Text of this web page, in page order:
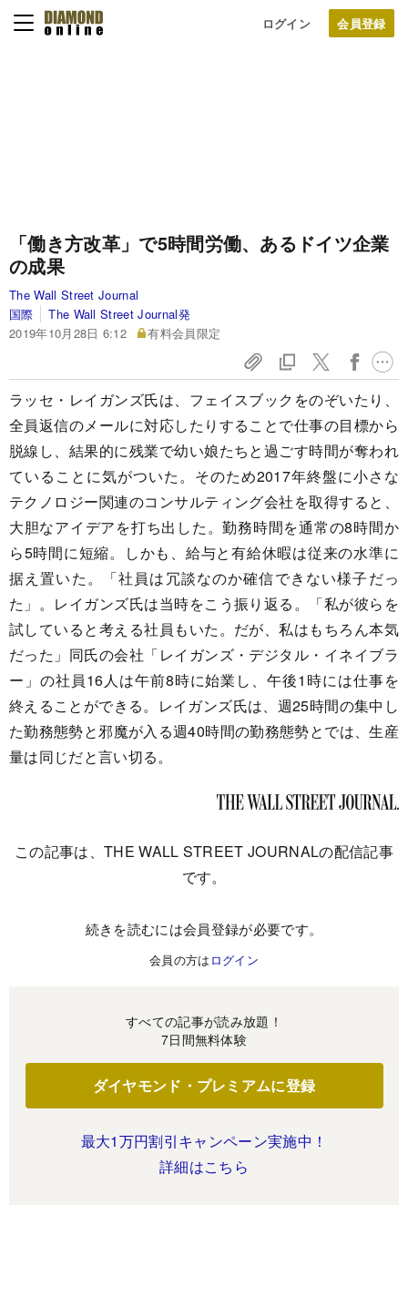
ログイン
「働き方改革」で5時間労働、あるドイツ企業
の成果
The Wall Street Journal
国際
The Wall Street Journal発
2019年10月28日 6:12
有料会員限定
ラッセ・レイガンズ氏は、フェイスブックをのぞいたり、
全員返信のメールに対応したりすることで仕事の目標から
脱線し、結果的に残業で幼い娘たちと過ごす時間が奪われ
ていることに気がついた。そのため2017年終盤に小さな
テクノロジー関連のコンサルティング会社を取得すると、
大胆なアイデアを打ち出した。勤務時間を通常の8時間か
ら5時間に短縮。しかも、給与と有給休暇は従来の水準に
据え置いた。「社員は冗談なのか確信できない様子だっ
た」。レイガンズ氏は当時をこう振り返る。「私が彼らを
試していると考える社員もいた。だが、私はもちろん本気
だった」同氏の会社「レイガンズ・デジタル・イネイブラ
ー」の社員16人は午前8時に始業し、午後1時には仕事を
終えることができる。レイガンズ氏は、週25時間の集中し
た勤務態勢と邪魔が入る週40時間の勤務態勢とでは、生産
量は同じだと言い切る。
この記事は、THE WALL STREET JOURNALの配信記事
です。
続きを読むには会員登録が必要です。
会員の方は ログイン
すべての記事が読み放題！
7日間無料体験
ダイヤモンド・プレミアムに登録
最大1万円割引キャンペーン実施中！
詳細はこちら